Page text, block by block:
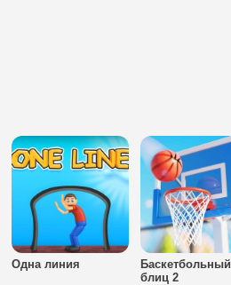
Одна линия
Баскетбольный
блиц 2